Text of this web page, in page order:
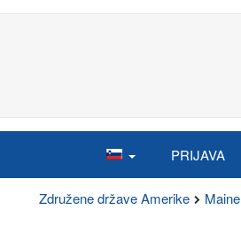
PRIJAVA
Združene države Amerike Maine